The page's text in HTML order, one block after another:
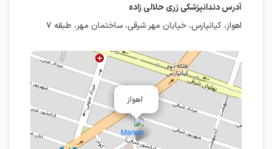
آدرس دندانپزشکی زری حلالی زاده
اهواز، کیانپارس، خیابان مهر شرقی، ساختمان مهر، طبقه ۷
اهواز